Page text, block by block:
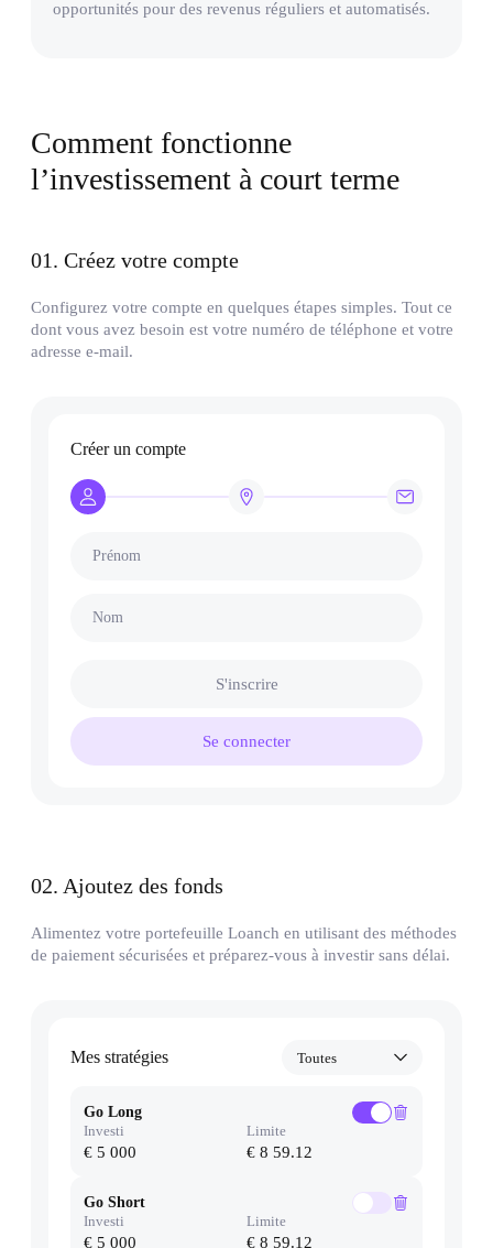
opportunités pour des revenus réguliers et automatisés.
Comment fonctionne
l’investissement à court terme
01. Créez votre compte
Configurez votre compte en quelques étapes simples. Tout ce
dont vous avez besoin est votre numéro de téléphone et votre
adresse e-mail.
Créer un compte
Prénom
Nom
S'inscrire
Se connecter
02. Ajoutez des fonds
Alimentez votre portefeuille Loanch en utilisant des méthodes
de paiement sécurisées et préparez-vous à investir sans délai.
Mes stratégies Toutes
Go Long
Investi
€ 5 000
Limite
€ 8 59.12
Go Short
Investi
€ 5 000
Limite
€ 8 59.12